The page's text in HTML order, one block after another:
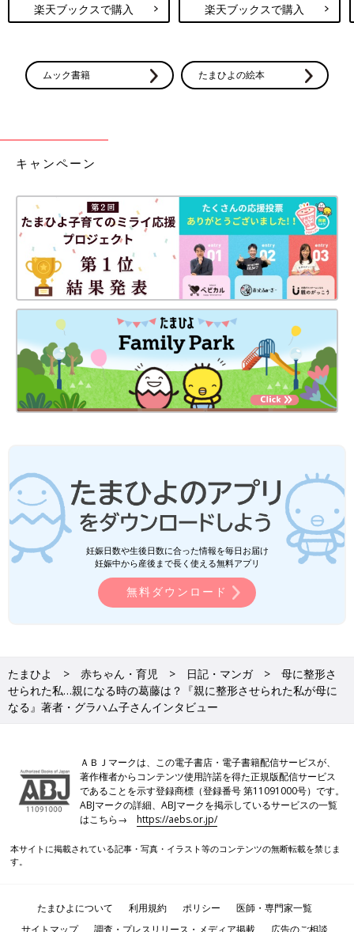
楽天ブックスで購入 楽天ブックスで購入
ムック書籍 たまひよの絵本
キャンペーン
妊娠日数や生後日数に合った情報を毎日お届け
妊娠中から産後まで長く使える無料アプリ
無料ダウンロード
たまひよ 赤ちゃん・育児 日記・マンガ
母に整形さ
せられた私…親になる時の葛藤は？『親に整形させられた私が母に
なる』著者・グラハム子さんインタビュー
ＡＢＪマークは、この電子書店・電子書籍配信サービスが、
著作権者からコンテンツ使用許諾を得た正規版配信サービス
であることを示す登録商標（登録番号 第11091000号）です。
ABJマークの詳細、ABJマークを掲示しているサービスの一覧
はこちら→https://aebs.or.jp/
本サイトに掲載されている記事・写真・イラスト等のコンテンツの無断転載を禁じま
す。
たまひよについて 利用規約 ポリシー
医師・専門家一覧
サイトマップ
調査・プレスリリース・メディア掲載 広告のご相談